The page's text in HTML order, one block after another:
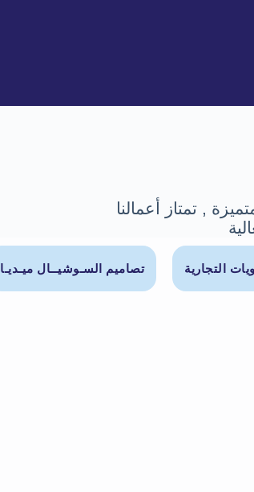
, تمتاز أعمالنا
التجارية تصاميم السـوشيــال ميـديـا